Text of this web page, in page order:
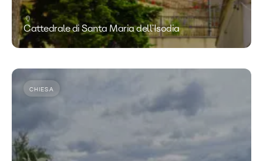
Cattedrale di Santa Maria dell'Isodia
CHIESA